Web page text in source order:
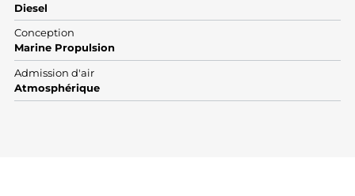
Diesel
Conception
Marine Propulsion
Admission d'air
Atmosphérique